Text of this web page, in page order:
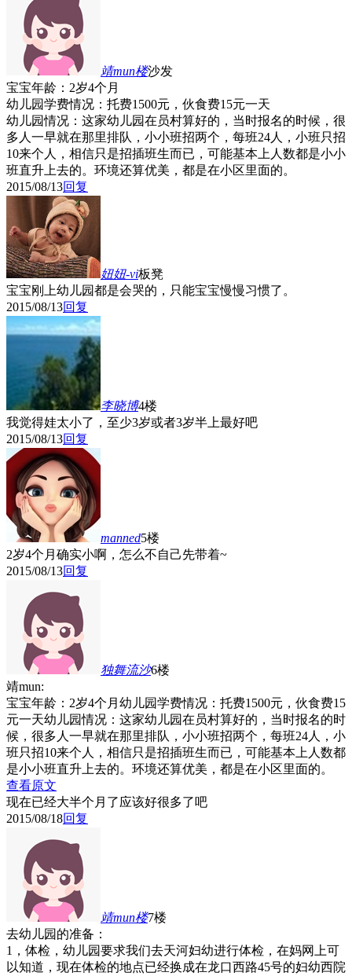
靖mun楼沙发
宝宝年龄：2岁4个月
幼儿园学费情况：托费1500元，伙食费15元一天
幼儿园情况：这家幼儿园在员村算好的，当时报名的时候，很
多人一早就在那里排队，小小班招两个，每班24人，小班只招
10来个人，相信只是招插班生而已，可能基本上人数都是小小
班直升上去的。环境还算优美，都是在小区里面的。
2015/08/13回复
妞妞-vi板凳
宝宝刚上幼儿园都是会哭的，只能宝宝慢慢习惯了。
2015/08/13回复
李晓博4楼
我觉得娃太小了，至少3岁或者3岁半上最好吧
2015/08/13回复
manned5楼
2岁4个月确实小啊，怎么不自己先带着~
2015/08/13回复
独舞流沙6楼
靖mun:
宝宝年龄：2岁4个月幼儿园学费情况：托费1500元，伙食费15
元一天幼儿园情况：这家幼儿园在员村算好的，当时报名的时
候，很多人一早就在那里排队，小小班招两个，每班24人，小
班只招10来个人，相信只是招插班生而已，可能基本上人数都
是小小班直升上去的。环境还算优美，都是在小区里面的。
查看原文
现在已经大半个月了应该好很多了吧
2015/08/18回复
靖mun楼7楼
去幼儿园的准备：
1，体检，幼儿园要求我们去天河妇幼进行体检，在妈网上可
以知道，现在体检的地点已经换成在龙口西路45号的妇幼西院